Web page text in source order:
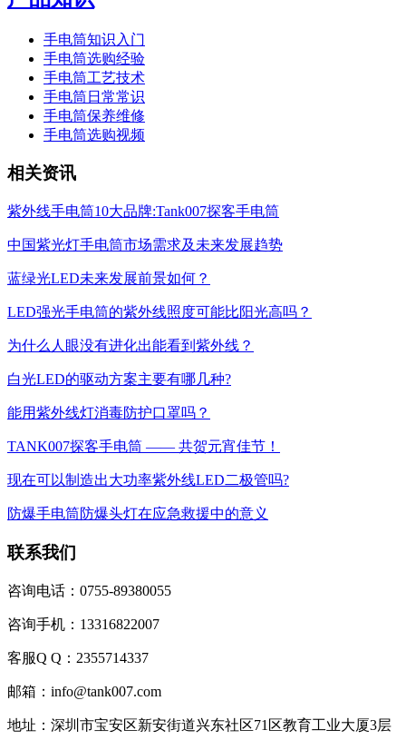
手电筒知识入门
手电筒选购经验
手电筒工艺技术
手电筒日常常识
手电筒保养维修
手电筒选购视频
相关资讯
紫外线手电筒10大品牌:Tank007探客手电筒
中国紫光灯手电筒市场需求及未来发展趋势
蓝绿光LED未来发展前景如何？
LED强光手电筒的紫外线照度可能比阳光高吗？
为什么人眼没有进化出能看到紫外线？
白光LED的驱动方案主要有哪几种?
能用紫外线灯消毒防护口罩吗？
TANK007探客手电筒 —— 共贺元宵佳节！
现在可以制造出大功率紫外线LED二极管吗?
防爆手电筒防爆头灯在应急救援中的意义
联系我们
咨询电话：0755-89380055
咨询手机：13316822007
客服Q Q：2355714337
邮箱：info@tank007.com
地址：深圳市宝安区新安街道兴东社区71区教育工业大厦3层